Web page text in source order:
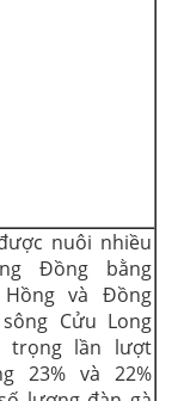
nuôi nhiều
Đồng bằng
và Đồng
Cửu Long
trọng lần lượt
23% và 22%